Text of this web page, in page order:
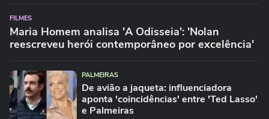
FILMES
Maria Homem analisa 'A Odisseia': 'Nolan
reescreveu herói contemporâneo por excelência'
PALMEIRAS
De avião a jaqueta: influenciadora
aponta 'coincidências' entre 'Ted Lasso'
e Palmeiras